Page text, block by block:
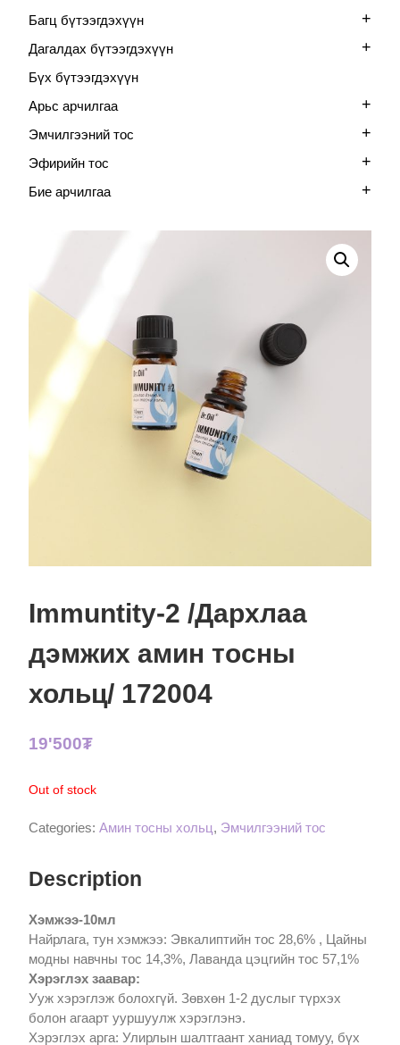
Багц бүтээгдэхүүн +
Дагалдах бүтээгдэхүүн +
Бүх бүтээгдэхүүн
Арьс арчилгаа
+
Эмчилгээний тос +
Эфирийн тос +
Бие арчилгаа +
Immuntity-2 /Дархлаа
дэмжих амин тосны
хольц/ 172004
19'500₮
Out of stock
Categories: Амин тосны хольц, Эмчилгээний тос
Description
Хэмжээ-10мл
Найрлага, тун хэмжээ: Эвкалиптийн тос 28,6% , Цайны
модны навчны тос 14,3%, Лаванда цэцгийн тос 57,1%
Хэрэглэх заавар:
Ууж хэрэглэж болохгүй. Зөвхөн 1-2 дуслыг түрхэх
болон агаарт ууршуулж хэрэглэнэ.
Хэрэглэх арга: Улирлын шалтгаант ханиад томуу, бүх